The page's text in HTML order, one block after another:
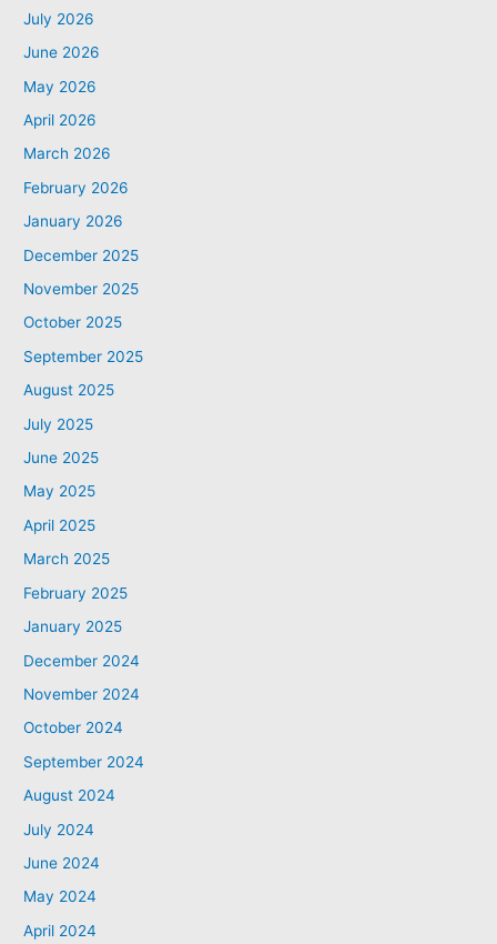
July 2026
June 2026
May 2026
April 2026
March 2026
February 2026
January 2026
December 2025
November 2025
October 2025
September 2025
August 2025
July 2025
June 2025
May 2025
April 2025
March 2025
February 2025
January 2025
December 2024
November 2024
October 2024
September 2024
August 2024
July 2024
June 2024
May 2024
April 2024